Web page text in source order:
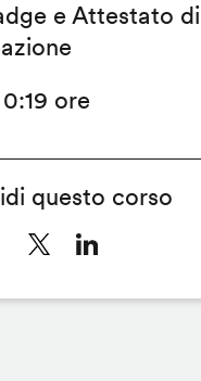
e Attestato di
0:19 ore
questo corso